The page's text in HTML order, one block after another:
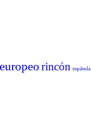
europeo rincón espátula